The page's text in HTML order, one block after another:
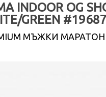
INDOOR OG
GREEN
МЪЖКИ